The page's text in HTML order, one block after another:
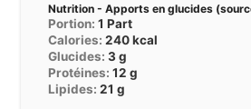
Nutrition - Apports en glucides
Portion: 1 Part
Calories: 240kcal
Glucides: 3 g
Protéines: 12 g
Lipides: 21 g